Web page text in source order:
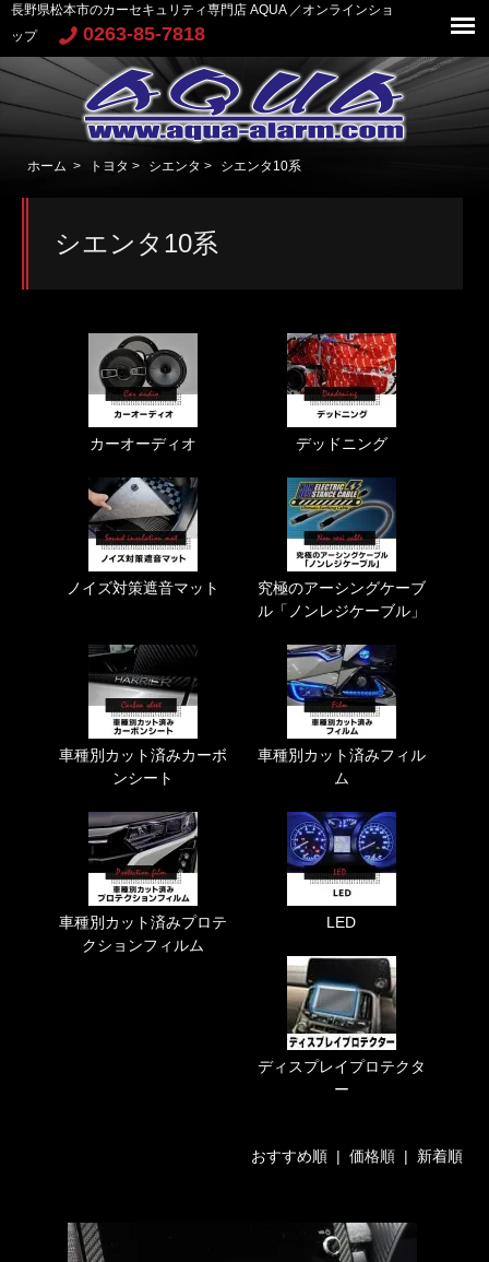
長野県松本市のカーセキュリティ専門店 AQUA ／オンラインショ
ップ
0263-85-7818
ホーム > トヨタ > シエンタ > シエンタ10系
シエンタ10系
カーオーディオ デッドニング
ノイズ対策遮音マット
究極のアーシングケーブ
ル「ノンレジケーブル」
車種別カット済みカーボ
ンシート
車種別カット済みフィル
ム
車種別カット済みプロテ
クションフィルム
LED
ディスプレイプロテクタ
ー
おすすめ順| 価格順 | 新着順